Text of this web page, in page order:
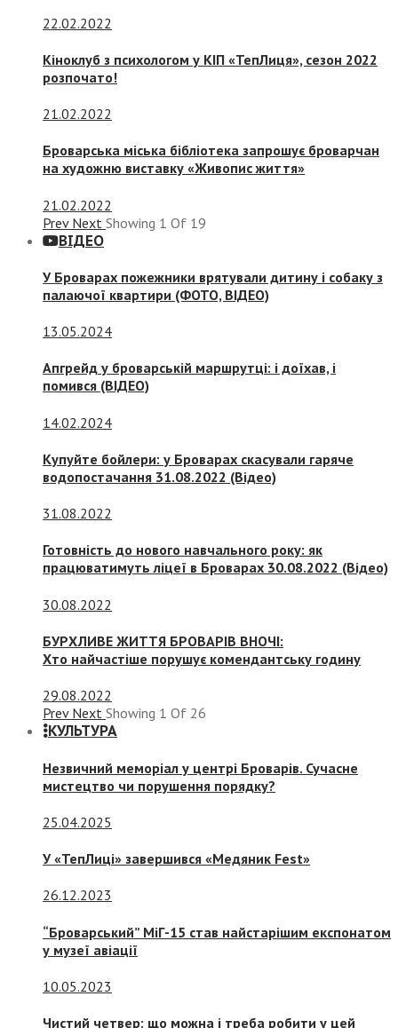
22.02.2022
Кіноклуб з психологом у КІП «ТепЛиця», сезон 2022
розпочато!
21.02.2022
Броварська міська бібліотека запрошує броварчан
на художню виставку «Живопис життя»
21.02.2022
Prev Next Showing 1 Of 19
ВІДЕО
У Броварах пожежники врятували дитину і собаку з
палаючої квартири (ФОТО, ВІДЕО)
13.05.2024
Апгрейд у броварській маршрутці: і доїхав, і
помився (ВІДЕО)
14.02.2024
Купуйте бойлери: у Броварах скасували гаряче
водопостачання 31.08.2022 (Відео)
31.08.2022
Готовність до нового навчального року: як
працюватимуть ліцеї в Броварах 30.08.2022 (Відео)
30.08.2022
БУРХЛИВЕ ЖИТТЯ БРОВАРІВ ВНОЧІ:
Хто найчастіше порушує комендантську годину
29.08.2022
Prev Next Showing 1 Of 26
КУЛЬТУРА
Незвичний меморіал у центрі Броварів. Сучасне
мистецтво чи порушення порядку?
25.04.2025
У «ТепЛиці» завершився «Медяник Fest»
26.12.2023
“Броварський” МіГ-15 став найстарішим експонатом
у музеї авіації
10.05.2023
Чистий четвер: що можна і треба робити у цей